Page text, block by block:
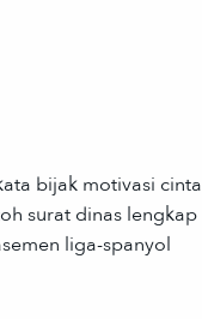
bijak motivasi cinta
surat dinas lengkap
liga-spanyol